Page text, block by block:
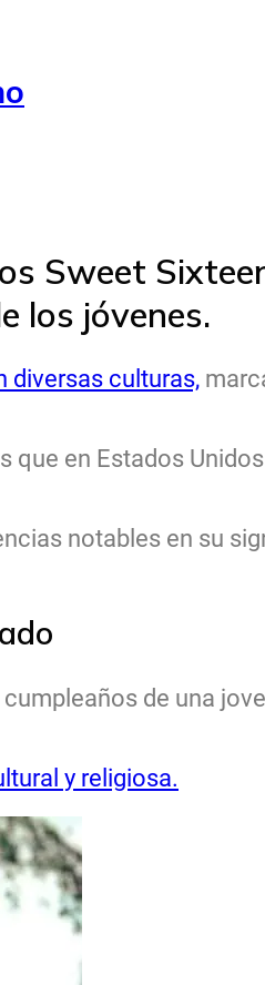
Sweet
los jóvenes.
diversas culturas,
que en Estados
notables en su
de una
y religiosa.